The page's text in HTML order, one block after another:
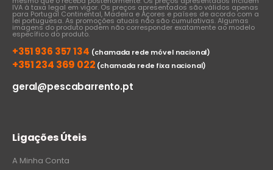
IVA à taxa legal em vigor. Os preços apresentados são válidos apenas
para Portugal Continental, Madeira e Açores e países de acordo com a
lei portuguesa. As promoções atuais não são cumulativas. Algumas
imagens do produto podem não corresponder exatamente ao modelo
específico do produto.
+351 936 357 134 (chamada rede móvel nacional)
+351 234 369 022 (chamada rede fixa nacional)
geral@pescabarrento.pt
Ligações Úteis
A Minha Conta